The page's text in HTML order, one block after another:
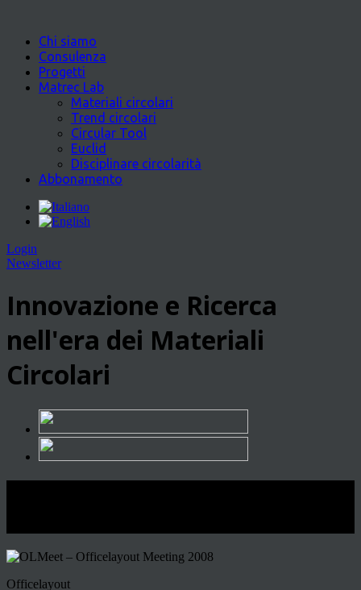
Chi siamo
Consulenza
Progetti
Matrec Lab
Materiali circolari
Trend circolari
Circular Tool
Euclid
Disciplinare circolarità
Abbonamento
Login
Newsletter
Innovazione e Ricerca
nell'era dei Materiali
Circolari
Officelayout